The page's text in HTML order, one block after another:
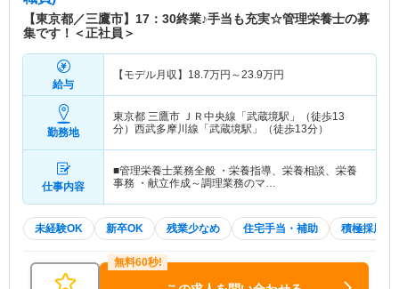
【東京都／三鷹市】17：30終業♪手当も充実☆管理栄養士の募
集です！＜正社員＞
給与
【モデル月収】 18.7万円～23.9万円
勤務地
東京都 三鷹市 ＪＲ中央線「武蔵境駅」（徒歩13
分）西武多摩川線「武蔵境駅」（徒歩13分）
仕事内容
■管理栄養士業務全般 ・栄養指導、栄養相談、栄養
事務 ・献立作成～調理業務のマ…
未経験OK 新卒OK 残業少なめ 住宅手当・補助 積極採用中